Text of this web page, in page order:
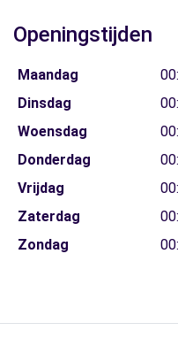
Openingstijden
Maandag
Dinsdag
Woensdag
Donderdag
Vrijdag
Zaterdag
Zondag